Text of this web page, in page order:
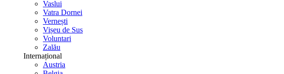
Vaslui
Vatra Dornei
Vernești
Vișeu de Sus
Voluntari
Zalău
Internațional
Austria